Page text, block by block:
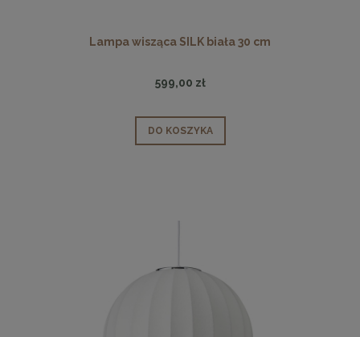
Lampa wisząca SILK biała 30 cm
599,00 zł
DO KOSZYKA